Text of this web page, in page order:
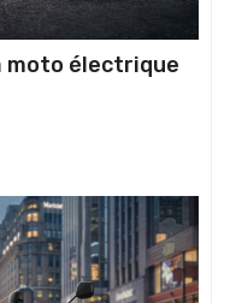
moto électrique